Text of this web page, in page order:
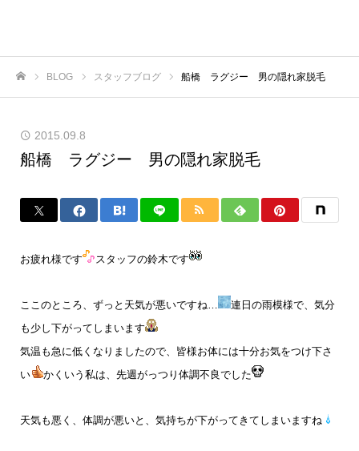
BLOG スタッフブログ 船橋 ラグジー 男の隠れ家脱毛
2015.09.8
船橋 ラグジー 男の隠れ家脱毛
お疲れ様です スタッフの鈴木です
ここのところ、ずっと天気が悪いですね…
連日の雨模様で、気分
も少し下がってしまいます
気温も急に低くなりましたので、皆様お体には十分お気をつけ下さ
い
かくいう私は、先週がっつり体調不良でした
天気も悪く、体調が悪いと、気持ちが下がってきてしまいますね